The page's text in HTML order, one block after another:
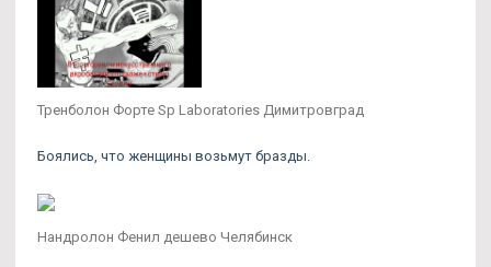
Тренболон Форте Sp Laboratories Димитровград
Боялись, что женщины возьмут бразды.
Нандролон Фенил дешево Челябинск